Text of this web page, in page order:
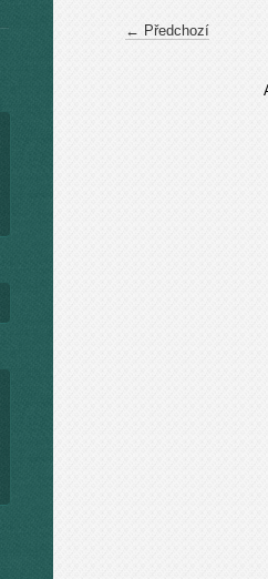
← Předchozí